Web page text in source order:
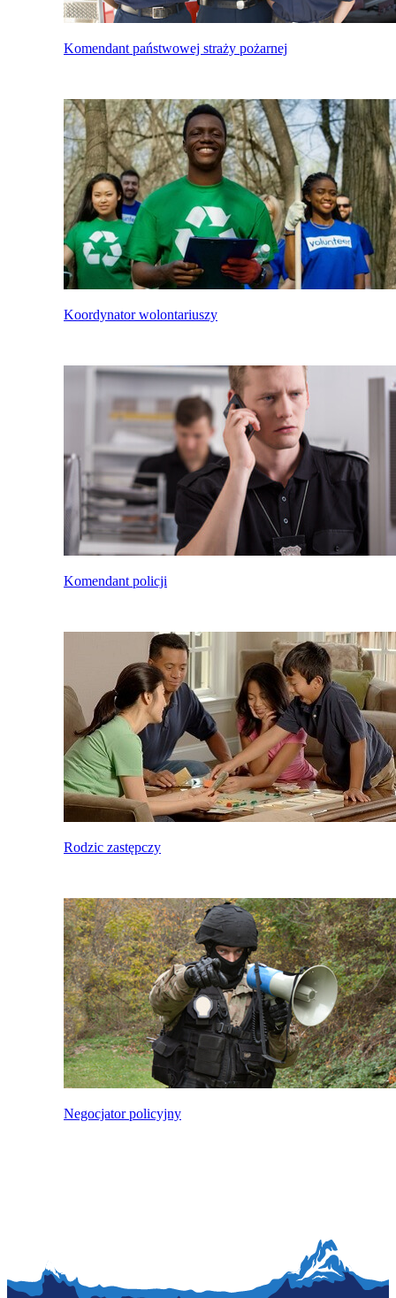
Komendant państwowej straży pożarnej
Koordynator wolontariuszy
Komendant policji
Rodzic zastępczy
Negocjator policyjny